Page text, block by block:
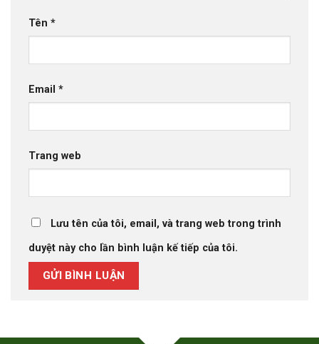
Tên *
Email *
Trang web
Lưu tên của tôi, email, và trang web trong trình
duyệt này cho lần bình luận kế tiếp của tôi.